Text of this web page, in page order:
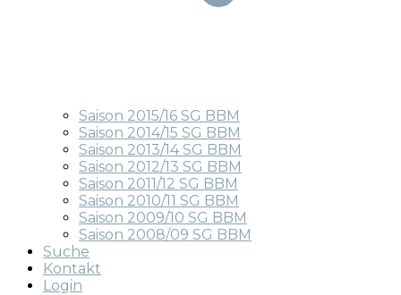
Saison 2015/16 SG BBM
Saison 2014/15 SG BBM
Saison 2013/14 SG BBM
Saison 2012/13 SG BBM
Saison 2011/12 SG BBM
Saison 2010/11 SG BBM
Saison 2009/10 SG BBM
Saison 2008/09 SG BBM
Suche
Kontakt
Login